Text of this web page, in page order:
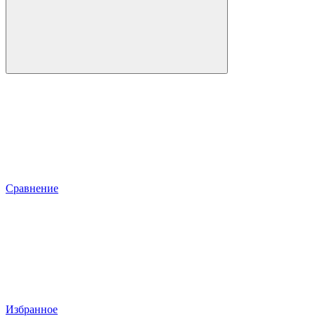
Сравнение
Избранное